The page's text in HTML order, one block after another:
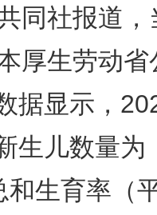
社报道，
厚生劳动省
据显示，
生儿数量为
生育率（